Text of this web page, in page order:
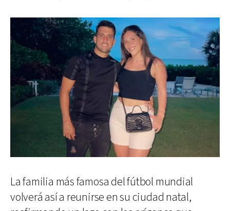
La familia más famosa del fútbol mundial
volverá así a reunirse en su ciudad natal,